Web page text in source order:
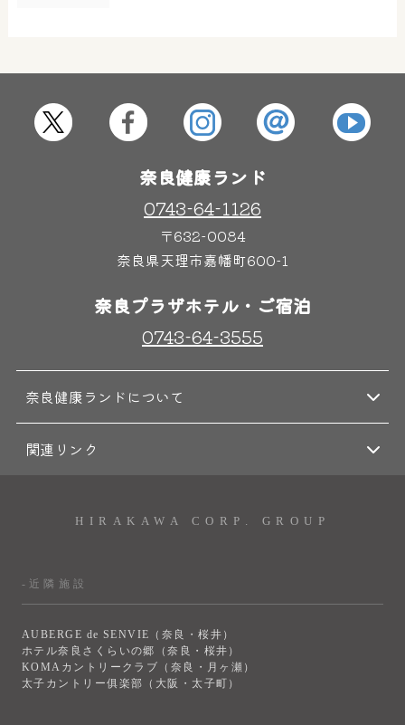
奈良健康ランド
0743-64-1126
〒632-0084
奈良県天理市嘉幡町600-1
奈良プラザホテル・ご宿泊
0743-64-3555
奈良健康ランドについて
関連リンク
HIRAKAWA CORP. GROUP
-近隣施設
AUBERGE de SENVIE（奈良・桜井）
ホテル奈良さくらいの郷（奈良・桜井）
KOMAカントリークラブ（奈良・月ヶ瀬）
太子カントリー俱楽部（大阪・太子町）